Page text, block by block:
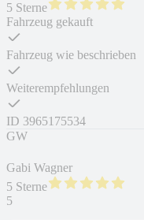
5 Sterne
Fahrzeug gekauft
Fahrzeug wie beschrieben
Weiterempfehlungen
ID 3965175534
GW
Gabi Wagner
5 Sterne
5